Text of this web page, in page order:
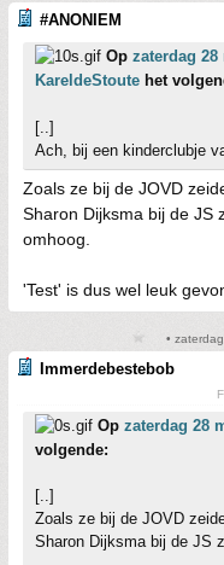
#ANONIEM
Op zaterdag 28
KareldeStoute het
[..]
Ach, bij een kinderclubje
Zoals ze bij de JOVD
Sharon Dijksma bij de JS
omhoog.
'Test' is dus wel leuk
•
Immerdebestebob
Op zaterdag 28
volgende:
[..]
Zoals ze bij de JOVD
Sharon Dijksma bij de JS